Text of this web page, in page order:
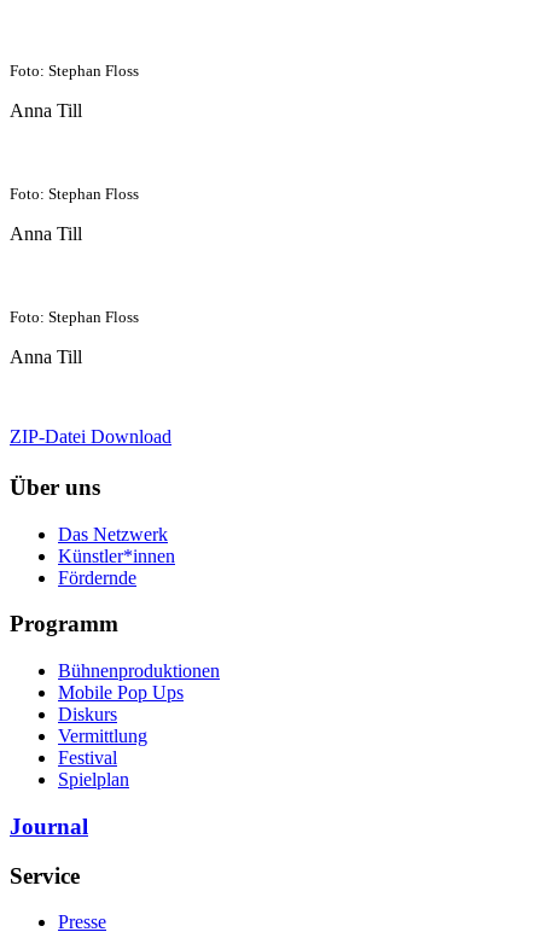
Foto: Stephan Floss
Anna Till
Foto: Stephan Floss
Anna Till
Foto: Stephan Floss
Anna Till
ZIP-Datei Download
Über uns
Das Netzwerk
Künstler*innen
Fördernde
Programm
Bühnenproduktionen
Mobile Pop Ups
Diskurs
Vermittlung
Festival
Spielplan
Journal
Service
Presse